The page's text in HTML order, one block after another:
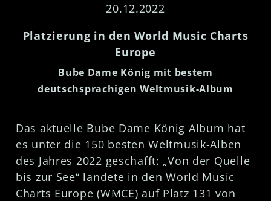
20.12.2022
Platzierung in den World Music Charts
Europe
Bube Dame König mit bestem
deutschsprachigen Weltmusik-Album
Das aktuelle Bube Dame König Album hat
es unter die 150 besten Weltmusik-Alben
des Jahres 2022 geschafft: „Von der Quelle
bis zur See“ landete in den World Music
Charts Europe (WMCE) auf Platz 131 von